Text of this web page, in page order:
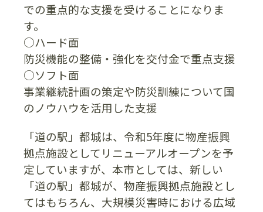
での重点的な支援を受けることになりま
す。
○ハード面
防災機能の整備・強化を交付金で重点支援
○ソフト面
事業継続計画の策定や防災訓練について国
のノウハウを活用した支援
「道の駅」都城は、令和5年度に物産振興
拠点施設としてリニューアルオープンを予
定していますが、本市としては、新しい
「道の駅」都城が、物産振興拠点施設とし
てはもちろん、大規模災害時における広域